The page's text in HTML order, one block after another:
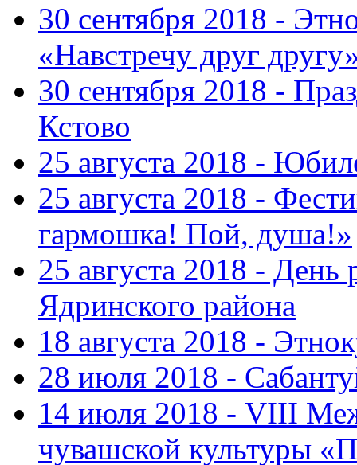
30 сентября 2018 -
«Навстречу друг
30 сентября 2018 -
Кстово
25 августа 2018 -
25 августа 2018 -
гармошка! Пой, душа!»
25 августа 2018 -
Ядринского района
18 августа 2018 -
28 июля 2018 -
14 июля 2018 - VIII
чувашской культуры